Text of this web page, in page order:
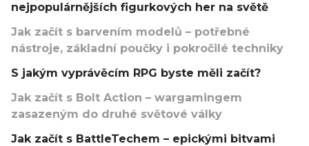
nejpopulárnějších figurkových her na světě
Jak začít s barvením modelů – potřebné
nástroje, základní poučky i pokročilé techniky
S jakým vyprávěcím RPG byste měli začít?
Jak začít s Bolt Action – wargamingem
zasazeným do druhé světové války
Jak začít s BattleTechem – epickými bitvami